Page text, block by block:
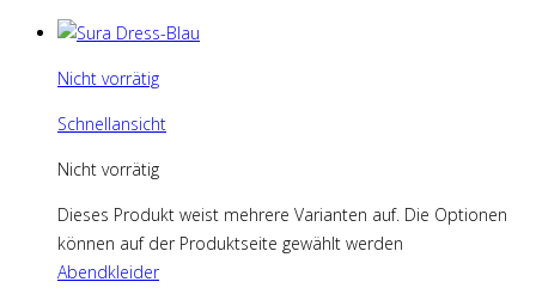
Nicht vorrätig
Schnellansicht
Nicht vorrätig
Dieses Produkt weist mehrere Varianten auf. Die Optionen
können auf der Produktseite gewählt werden
Abendkleider